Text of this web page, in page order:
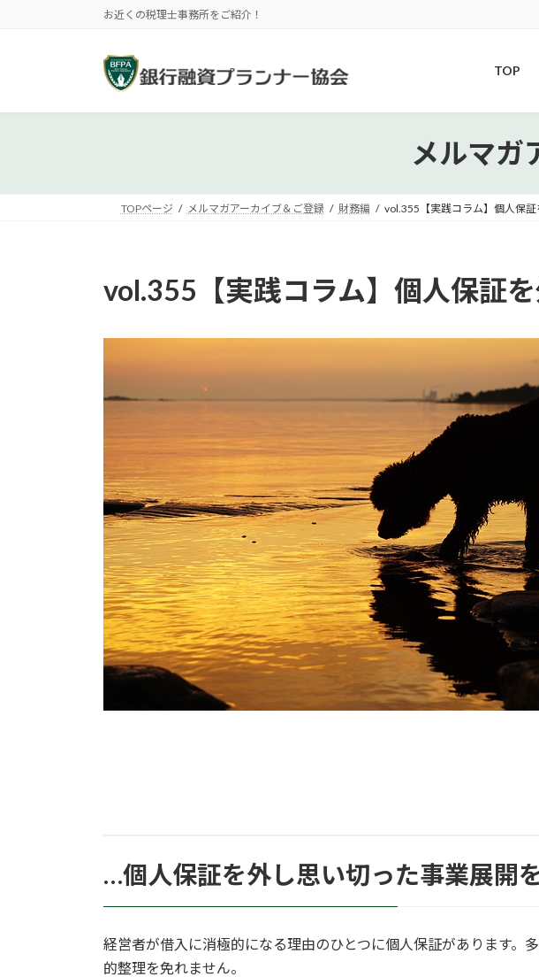
へ
ョ
お近くの税理士事務所をご紹介！
TOP
メルマガ
TOPページ メルマガアーカイブ＆ご登録 財務編 vol.355【実践コラム】個人保
vol.355【実践コラム】個人保証
…個人保証を外し思い切った事業展開
経営者が借入に消極的になる理由のひとつに個人保証があります。
的整理を免れません。